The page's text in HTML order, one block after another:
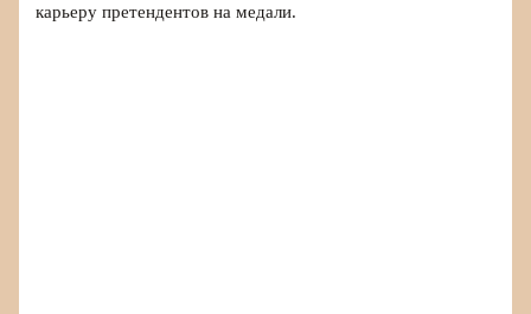
карьеру претендентов на медали.